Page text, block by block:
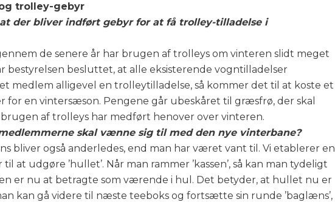
trolley-gebyr
der bliver indført gebyr for at få trolley-tilladelse i
de senere år har brugen af trolleys om vinteren slidt meget
bestyrelsen besluttet, at alle eksisterende vogntilladelser
medlem alligevel en trolleytilladelse, så kommer det til at koste et
for en vintersæson. Pengene går ubeskåret til græsfrø, der skal
af trolleys har medført henover over vinteren.
skal vænne sig til med den nye vinterbane?
bliver også anderledes, end man har været vant til. Vi etablerer en
til at udgøre ’hullet’. Når man rammer ’kassen’, så kan man tydeligt
er nu at betragte som værende i hul. Det betyder, at hullet nu er
kan gå videre til næste teeboks og fortsætte sin runde ’baglæns’,